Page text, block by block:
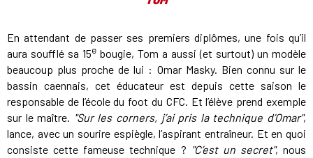
En attendant de passer ses premiers diplômes, une fois qu’il
aura soufflé sa 15e bougie, Tom a aussi (et surtout) un modèle
beaucoup plus proche de lui : Omar Masky. Bien connu sur le
bassin caennais, cet éducateur est depuis cette saison le
responsable de l’école du foot du CFC. Et l’élève prend exemple
sur le maître. "Sur les corners, j’ai pris la technique d’Omar",
lance, avec un sourire espiègle, l’aspirant entraîneur. Et en quoi
consiste cette fameuse technique ? "C’est un secret", nous